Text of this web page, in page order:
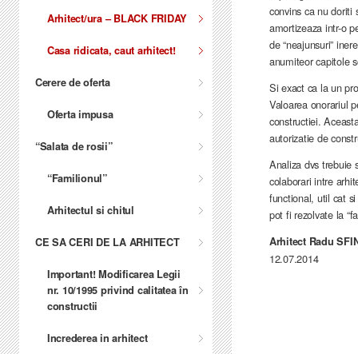
Arhitect/ura – BLACK FRIDAY
Casa ridicata, caut arhitect!
Cerere de oferta
Oferta impusa
“Salata de rosii”
“Familionul”
Arhitectul si chitul
CE SA CERI DE LA ARHITECT
Important! Modificarea Legii
nr. 10/1995 privind calitatea în
constructii
Increderea in arhitect
convins ca nu doriti
amortizeaza intr-o
de “neajunsuri”
anumiteor capitole
Si exact ca la un
Valoarea onorariul
constructiei.
autorizatie de
Analiza dvs trebuie
colaborari intre
functional, util cat
pot fi rezolvate la
Arhitect Radu
12.07.2014